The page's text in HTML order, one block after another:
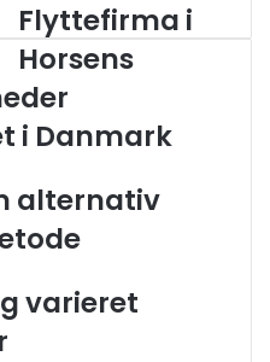
Flyttefirma
i
Horsens
Flyttefirma i
Horsens
i Danmark
alternativ
varieret